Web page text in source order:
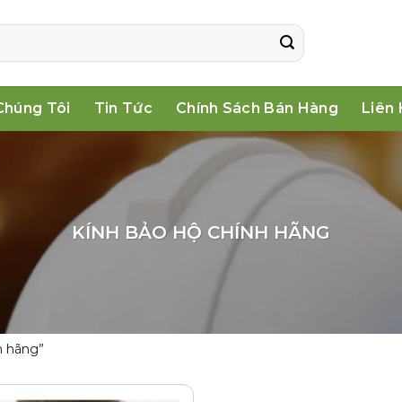
Tôi Tin Tức Chính Sách Bán Hàng Liên
KÍNH BẢO HỘ CHÍNH HÃNG
hãng”